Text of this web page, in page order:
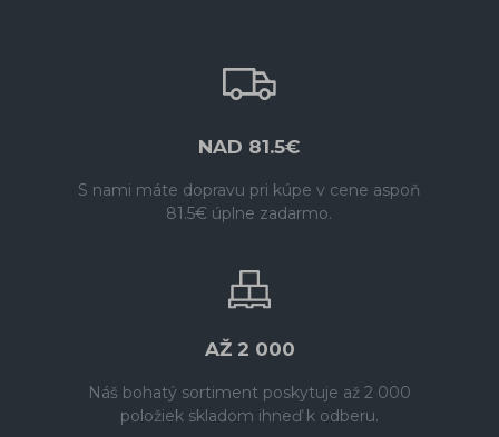
NAD 81.5€
S nami máte dopravu pri kúpe v cene aspoň
81.5€ úplne zadarmo.
AŽ 2 000
Náš bohatý sortiment poskytuje až 2 000
položiek skladom ihneď k odberu.